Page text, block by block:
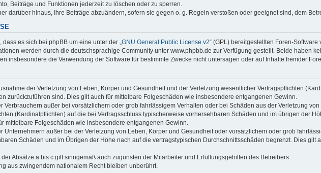
Beiträge und Funktionen jederzeit zu löschen oder zu sperren.
darüber hinaus, Ihre Beiträge abzuändern, sofern sie gegen o. g. Regeln verstoßen oder geeignet sind, dem
es sich bei phpBB um eine unter der „ GNU General Public License v2“ (GPL) bereitgestellten Foren-Software
werden durch die deutschsprachige Community unter www.phpbb.de zur Verfügung gestellt. Beide haben
insbesondere die Verwendung der Software für bestimmte Zwecke nicht untersagen oder auf Inhalte fremder
der Verletzung von Leben, Körper und Gesundheit und der Verletzung wesentlicher Vertragspflichten
zurückzuführen sind. Dies gilt auch für mittelbare Folgeschäden wie insbesondere entgangenen Gewinn.
Verbrauchern außer bei vorsätzlichem oder grob fahrlässigem Verhalten oder bei Schäden aus der Verletzung
(Kardinalpflichten) auf die bei Vertragsschluss typischerweise vorhersehbaren Schäden und im übrigen der
mittelbare Folgeschäden wie insbesondere entgangenen Gewinn.
Unternehmern außer bei der Verletzung von Leben, Körper und Gesundheit oder vorsätzlichem oder grob
Schäden und im Übrigen der Höhe nach auf die vertragstypischen Durchschnittsschäden begrenzt. Dies gilt
Absätze a bis c gilt sinngemäß auch zugunsten der Mitarbeiter und Erfüllungsgehilfen des Betreibers.
aus zwingendem nationalem Recht bleiben unberührt.